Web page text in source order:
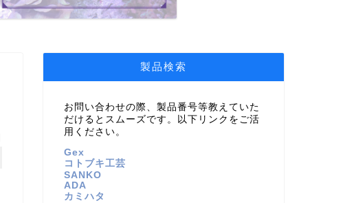
製品検索
お問い合わせの際、製品番号等教えていた
だけるとスムーズです。以下リンクをご活
用ください。
Gex
コトブキ工芸
SANKO
ADA
カミハタ